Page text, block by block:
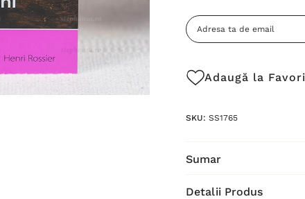
Stocul
curent
Adaugă la
SKU: SS1765
Sumar
Detalii Produs